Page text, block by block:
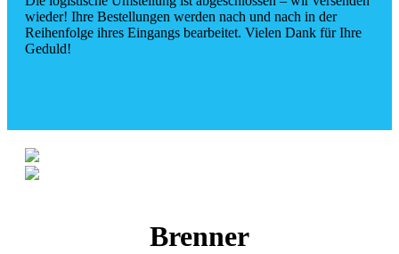
wieder! Ihre Bestellungen werden nach und nach in der
Reihenfolge ihres Eingangs bearbeitet. Vielen Dank für Ihre
Geduld!
Brenner